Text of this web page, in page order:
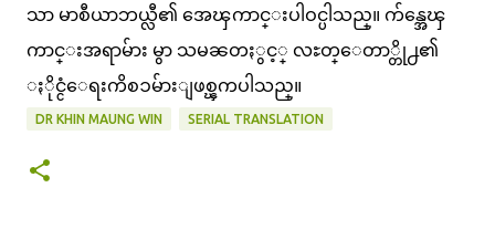
သာ မာစီယာဘယ္လီ၏ အေၾကာင္းပါဝင္ပါသည္။ က်န္အေၾ
ကာင္းအရာမ်ား မွာ သမၼတႏွင့္ လႊတ္ေတာ္တို႕၏
ႏိုင္ငံေရးကိစၥမ်ားျဖစ္ၾကပါသည္။
DR KHIN MAUNG WIN SERIAL TRANSLATION